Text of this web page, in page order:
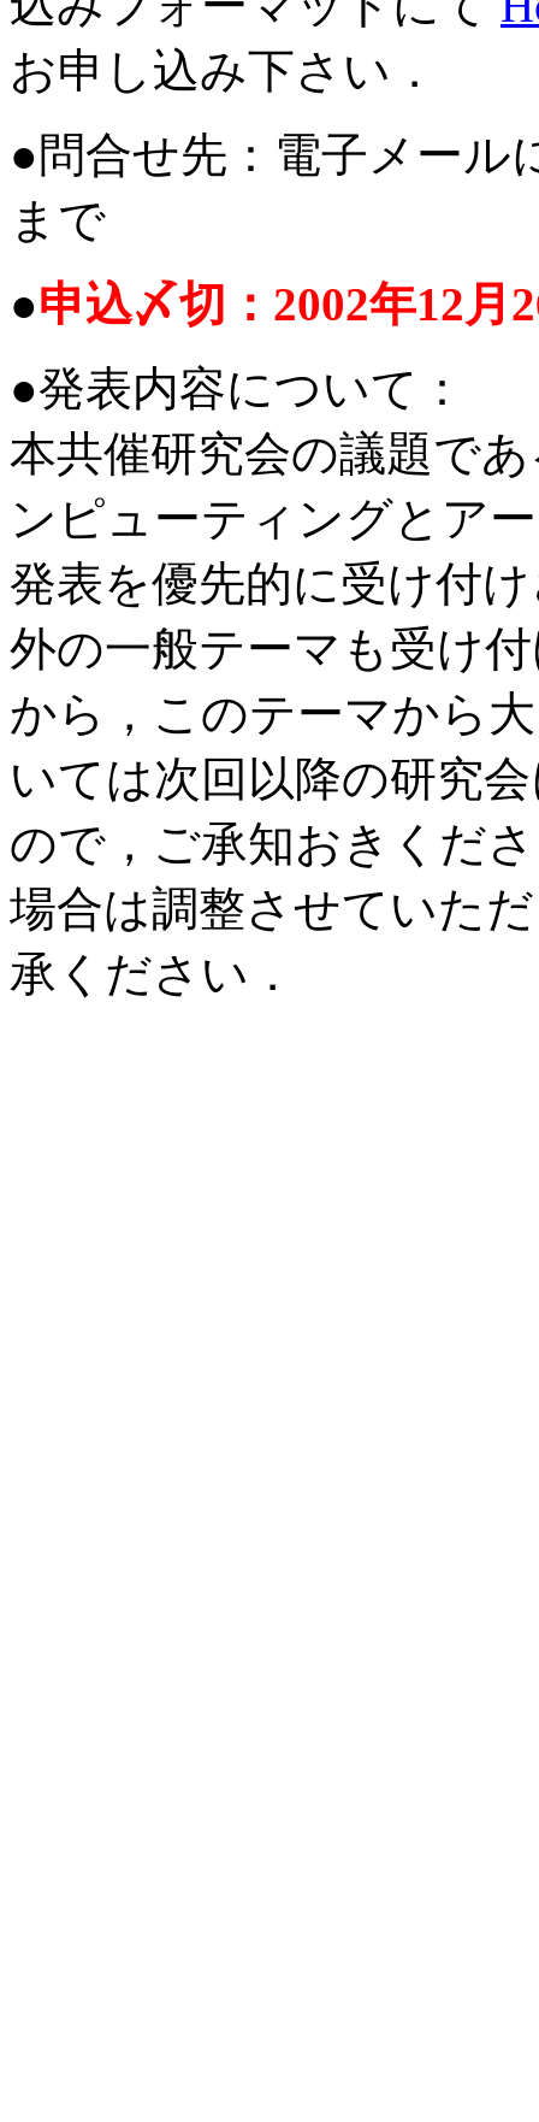
お申し込み下さい．
●問合せ先：電子メール
まで
●申込〆切：2002年12月
●発表内容について：
本共催研究会の議題で
ンピューティングとア
発表を優先的に受け付
外の一般テーマも受け
から，このテーマから
いては次回以降の研究
ので，ご承知おきくだ
場合は調整させていた
承ください．